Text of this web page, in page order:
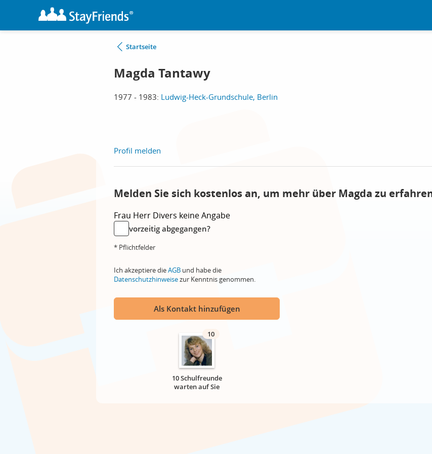
Startseite
Magda Tantawy
1977 - 1983: Ludwig-Heck-Grundschule, Berlin
Profil melden
Melden Sie sich kostenlos an, um mehr über Magda zu
Frau Herr Divers keine Angabe
vorzeitig abgegangen?
* Pflichtfelder
Ich akzeptiere dieAGB und habe die
Datenschutzhinweisezur Kenntnis genommen.
Als Kontakt hinzufügen
10
10 Schulfreunde
warten auf Sie